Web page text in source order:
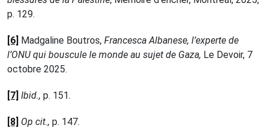
p. 129.
[6] Madgaline Boutros, Francesca Albanese, l’experte de
l’ONU qui bouscule le monde au sujet de Gaza, Le Devoir, 7
octobre 2025.
[7] Ibid., p. 151.
[8] Op cit., p. 147.